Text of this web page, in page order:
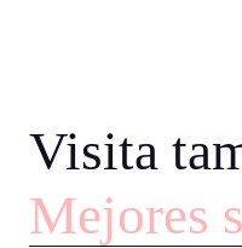
Visita
Mejores